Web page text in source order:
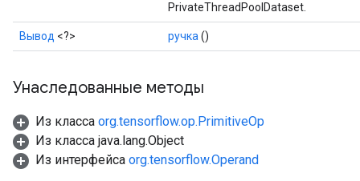
PrivateThreadPoolDataset.
Вывод <?> ручка ()
Унаследованные методы
Из класса org.tensorflow.op.PrimitiveOp
Из класса java.lang.Object
Из интерфейса org.tensorflow.Operand